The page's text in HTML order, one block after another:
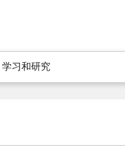
学习和研究